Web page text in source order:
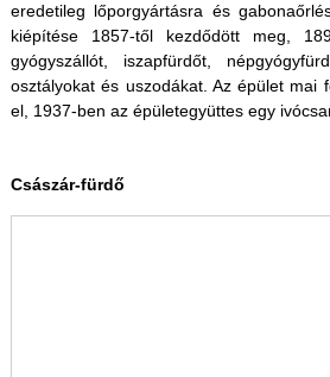
eredetileg lőporgyártásra és
kiépítése 1857-től kezdődött meg,
gyógyszállót, iszapfürdőt,
osztályokat és uszodákat. Az épület mai
el, 1937-ben az épületegyüttes egy
Császár-fürdő